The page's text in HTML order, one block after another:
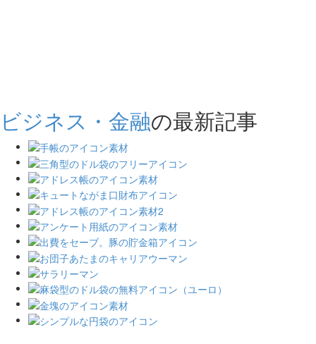
ビジネス・金融の最新記事